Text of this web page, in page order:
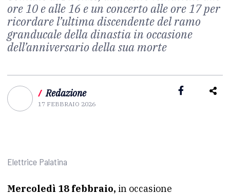
ore 10 e alle 16 e un concerto alle ore 17 per
ricordare l’ultima discendente del ramo
granducale della dinastia in occasione
dell’anniversario della sua morte
/ Redazione
17 FEBBRAIO 2026
Elettrice Palatina
Mercoledì 18 febbraio, in occasione